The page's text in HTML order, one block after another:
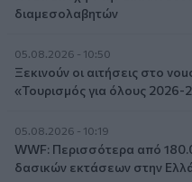
διαμεσολαβητών
05.08.2026 - 10:50
Ξεκινούν οι αιτήσεις στο
«Τουρισμός για όλους 2026-
05.08.2026 - 10:19
WWF: Περισσότερα από
δασικών εκτάσεων στην